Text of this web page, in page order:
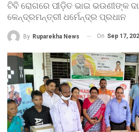
ଟିବି ରୋଗରେ ପୀଡ଼ିତ ଭାଇ ଭଉଣୀଙ୍କ
କେନ୍ଦ୍ରମନ୍ତ୍ରୀ ଧର୍ମେନ୍ଦ୍ର ପ୍ରଧାନ
By Ruparekha News On Sep 17,